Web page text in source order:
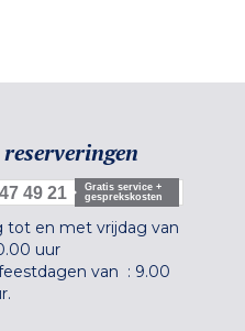
49 21
Gratis service +
gesprekskosten
tot en met vrijdag van
uur
van : 9.00